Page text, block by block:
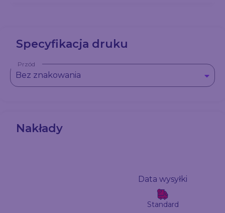
Specyfikacja druku
Przód
Bez znakowania
Nakłady
Data wysyłki
Standard